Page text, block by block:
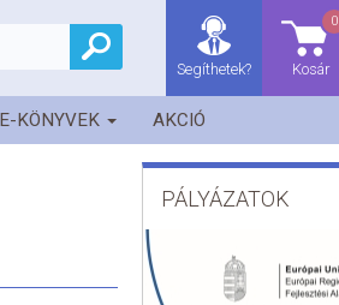
Kosár
0
Segíthetek?
E-KÖNYVEK AKCIÓ
PÁLYÁZATOK